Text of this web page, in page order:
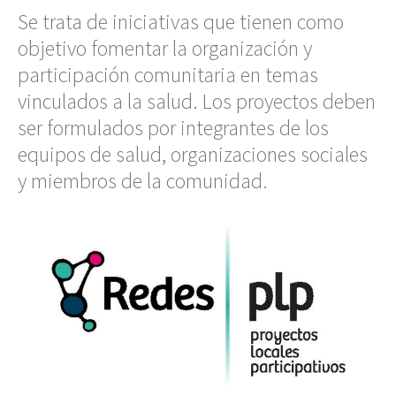
Se trata de iniciativas que tienen como
objetivo fomentar la organización y
participación comunitaria en temas
vinculados a la salud. Los proyectos deben
ser formulados por integrantes de los
equipos de salud, organizaciones sociales
y miembros de la comunidad.